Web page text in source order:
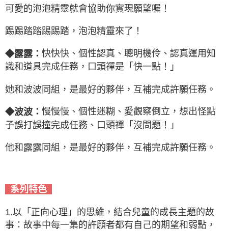
可愛的泡泡精靈就會協助你實現願望喔！
踢踢踏踏踢踢踏，泡泡精靈來了！
◆露露： 快快快、個性認真、聰明機伶、認真運用知
識和道具完成任務，口頭禪是「快一點！」
她和波波同組，是最好的夥伴，互補完成許願任務。
◆波波： 慢慢慢、個性迷糊、愛觀察倒立，想出怪點
子誤打誤撞完成任務、口頭禪「沒問題！」
他和露露同組，是最好的夥伴，互補完成許願任務。
系列特色
1.以「正向心理」的思維，結合兒童的成長主題的故
事：故事中每一集的許願者都有自己的期望和弱點，